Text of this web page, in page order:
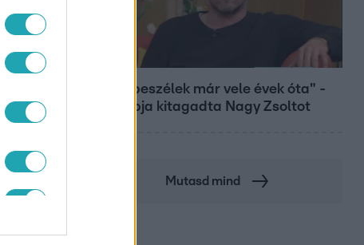
"Nem beszélek már vele évek óta" -
Édesapja kitagadta Nagy Zsoltot
Mutasd mind